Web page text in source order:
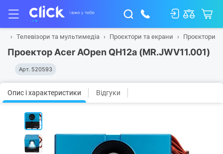
Телевізори та мультимедіа Проєктори та екрани Проєктори
Проектор Acer AOpen QH12a (MR.JWV11.001)
Арт. 520593
Опис і характеристики Відгуки